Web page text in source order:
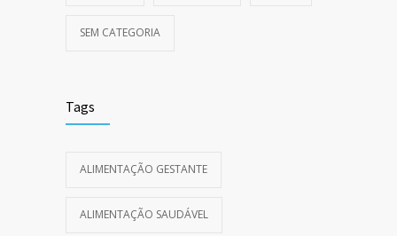
SEM CATEGORIA
Tags
ALIMENTAÇÃO GESTANTE
ALIMENTAÇÃO SAUDÁVEL